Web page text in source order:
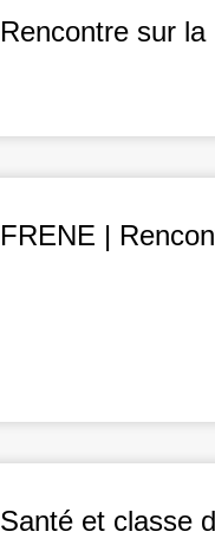
Rencontre sur
FRENE |
Santé et classe